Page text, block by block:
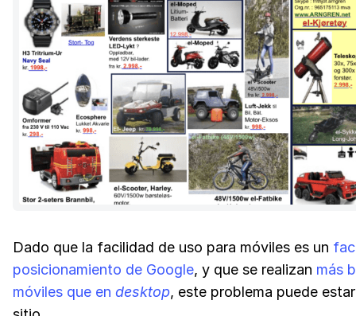
Dado que la facilidad de uso para móviles es un
posicionamiento de Google, y que se realizan más
móviles que en desktop, este problema puede